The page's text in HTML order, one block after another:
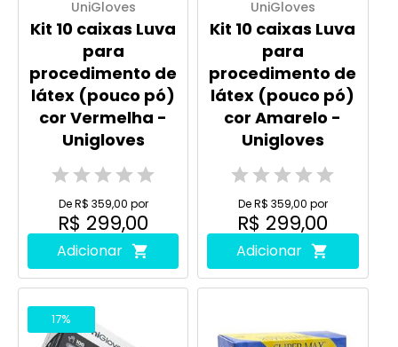
UniGloves
Kit 10 caixas Luva
para
procedimento de
látex (pouco pó)
cor Vermelha -
Unigloves
De R$ 359,00 por
R$ 299,00
Adicionar
UniGloves
Kit 10 caixas Luva
para
procedimento de
látex (pouco pó)
cor Amarelo -
Unigloves
De R$ 359,00 por
R$ 299,00
Adicionar
17%